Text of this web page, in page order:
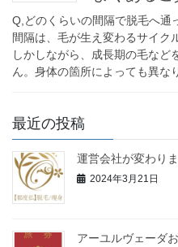
Q,どのくらいの間隔で脱毛へ通
間隔は、毛が生え変わるサイク
しかしながら、成長期の毛など
ん。身体の箇所によっても異な
最近の投稿
運営会社が変わり
2024年3月21日
アーユルヴェーダ